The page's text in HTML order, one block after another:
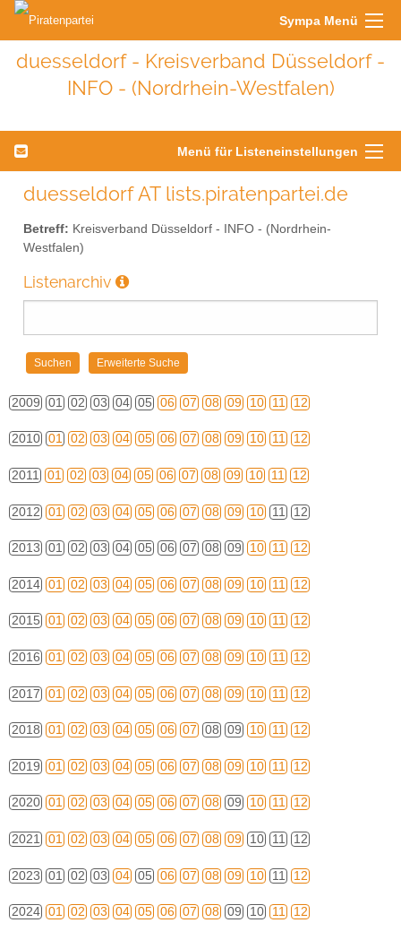
Sympa Menü
duesseldorf - Kreisverband Düsseldorf -
INFO - (Nordrhein-Westfalen)
Menü für Listeneinstellungen
duesseldorf AT lists.piratenpartei.de
Betreff: Kreisverband Düsseldorf - INFO - (Nordrhein-
Westfalen)
Listenarchiv
2009 01 02 03 04 05 06 07 08 09 10 11 12
2010 01 02 03 04 05 06 07 08 09 10 11 12
2011 01 02 03 04 05 06 07 08 09 10 11 12
2012 01 02 03 04 05 06 07 08 09 10 11 12
2013 01 02 03 04 05 06 07 08 09 10 11 12
2014 01 02 03 04 05 06 07 08 09 10 11 12
2015 01 02 03 04 05 06 07 08 09 10 11 12
2016 01 02 03 04 05 06 07 08 09 10 11 12
2017 01 02 03 04 05 06 07 08 09 10 11 12
2018 01 02 03 04 05 06 07 08 09 10 11 12
2019 01 02 03 04 05 06 07 08 09 10 11 12
2020 01 02 03 04 05 06 07 08 09 10 11 12
2021 01 02 03 04 05 06 07 08 09 10 11 12
2023 01 02 03 04 05 06 07 08 09 10 11 12
2024 01 02 03 04 05 06 07 08 09 10 11 12